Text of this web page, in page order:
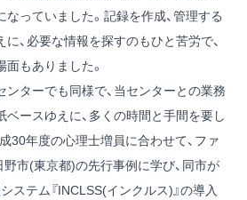
っていました。記録を作成、管理する
、必要な情報を探すのもひと苦労で、
もありました。
ターでも同様で、当センターとの業務
ースゆえに、多くの時間と手間を要し
30年度の心理士増員に合わせて、ファ
市(東京都)の先行事例に学び、同市が
ステム『INCLSS(インクルス)』の導入